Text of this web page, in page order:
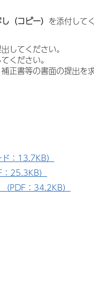
（コピー） を添付して
してください。
ください。
正書等の書面の提出を
：13.7KB）
25.3KB）
PDF：34.2KB）